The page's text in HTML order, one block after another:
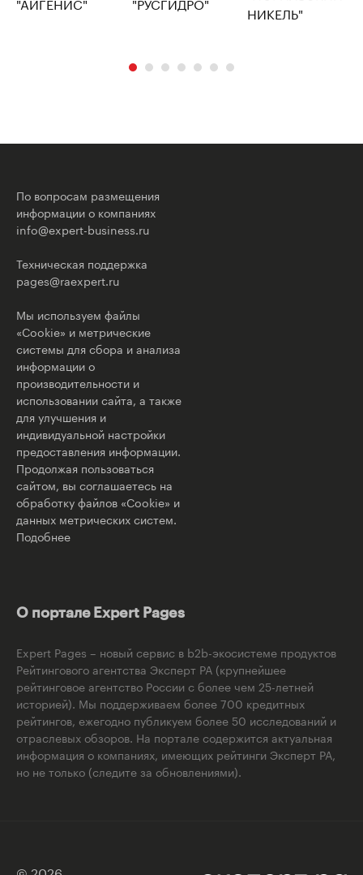
По вопросам размещения
информации о компаниях
info@expert-business.ru
Техническая поддержка
pages@raexpert.ru
Мы используем файлы
«Cookie» и метрические
системы для сбора и анализа
информации о
производительности и
использовании сайта, а также
для улучшения и
индивидуальной настройки
предоставления информации.
Продолжая пользоваться
сайтом, вы соглашаетесь на
обработку файлов «Cookie» и
данных метрических систем.
Подобнее
О портале Expert Pages
Expert Pages – новый сервис в b2b-экосистеме продуктов
Рейтингового агентства Эксперт РА (крупнейшее
рейтинговое агентство России с более чем 25-летней
историей). Мы поддерживаем более 700 кредитных
рейтингов, ежегодно публикуем более 50 исследований и
отраслевых обзоров. На портале содержится актуальная
информация о компаниях, имеющих рейтинги Эксперт РА,
но не только (следите за обновлениями).